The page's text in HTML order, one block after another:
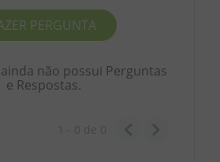
PERGUNTA
não possui Perguntas
e Respostas.